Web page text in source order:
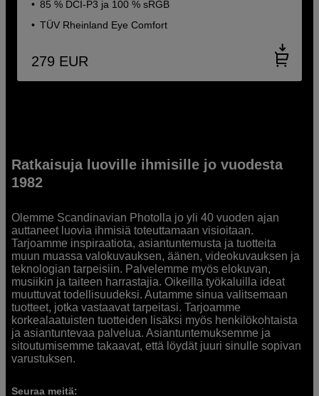
85 % DCI-P3 ja 100 % sRGB
TÜV Rheinland Eye Comfort
279 EUR
Ratkaisuja luoville ihmisille jo vuodesta
1982
Olemme Scandinavian Photolla jo yli 40 vuoden ajan
auttaneet luovia ihmisiä toteuttamaan visioitaan.
Tarjoamme inspiraatiota, asiantuntemusta ja tuotteita
muun muassa valokuvauksen, äänen, videokuvauksen ja
teknologian tarpeisiin. Palvelemme myös elokuvan,
musiikin ja taiteen harrastajia. Oikeilla työkaluilla ideat
muuttuvat todellisuudeksi. Autamme sinua valitsemaan
tuotteet, jotka vastaavat tarpeitasi. Tarjoamme
korkealaatuisten tuotteiden lisäksi myös henkilökohtaista
ja asiantuntevaa palvelua. Asiantuntemuksemme ja
sitoutumisemme takaavat, että löydät juuri sinulle sopivan
varustuksen.
Seuraa meitä: